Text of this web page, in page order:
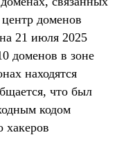
доменов
21 июля 2025
доменов в зоне
находятся
что был
кодом
хакеров